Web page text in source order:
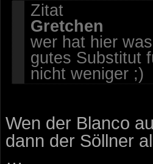
Zitat
Gretchen
wer hat hier
gutes Substitut
nicht weniger ;)
Wen der Blanco
dann der Söllner
…